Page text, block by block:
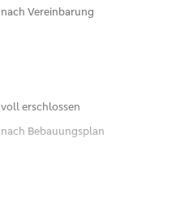
nach Vereinbarung
voll erschlossen
nach Bebauungsplan